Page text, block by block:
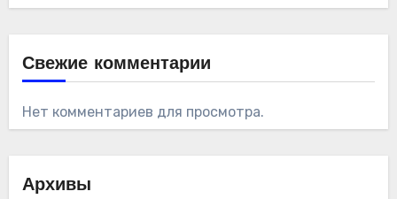
Свежие комментарии
Нет комментариев для просмотра.
Архивы